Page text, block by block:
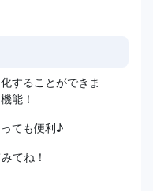
することができま
機能！
ても便利♪
てね！